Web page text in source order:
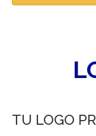
TU LOGO